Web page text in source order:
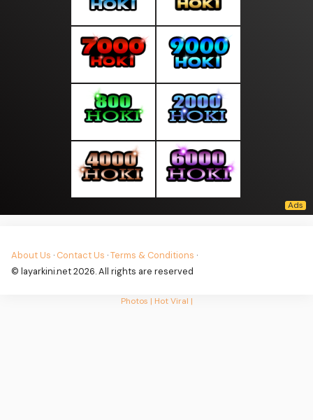
About Us · Contact Us ·Terms & Conditions ·
© layarkini.net 2026. All rights are reserved
Photos | Hot Viral |